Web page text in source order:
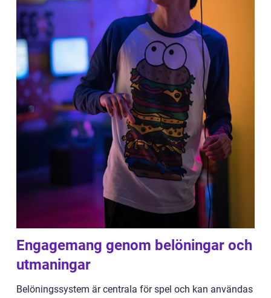
Engagemang genom belöningar och
utmaningar
Belöningssystem är centrala för spel och kan användas